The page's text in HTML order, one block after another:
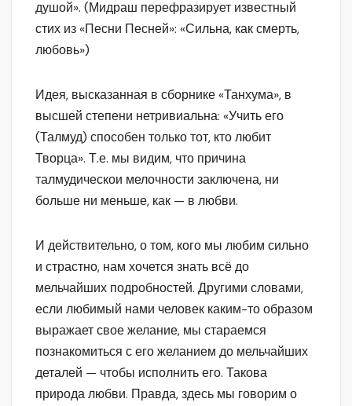
душой». (Мидраш перефразирует известный
стих из «Песни Песней»: «Сильна, как смерть,
любовь»)
Идея, высказанная в сборнике «Танхума», в
высшей степени нетривиальна: «Учить его
(Талмуд) способен только тот, кто любит
Творца». Т.е. мы видим, что причина
талмудическои мелочности заключена, ни
больше ни меньше, как — в любви.
И действительно, о том, кого мы любим сильно
и страстно, нам хочется знать всё до
мельчайших подробностей. Другими словами,
если любимый нами человек каким-то образом
выражает свое желание, мы стараемся
познакомиться с его желанием до мельчайших
деталей — чтобы исполнить его. Такова
природа любви. Правда, здесь мы говорим о